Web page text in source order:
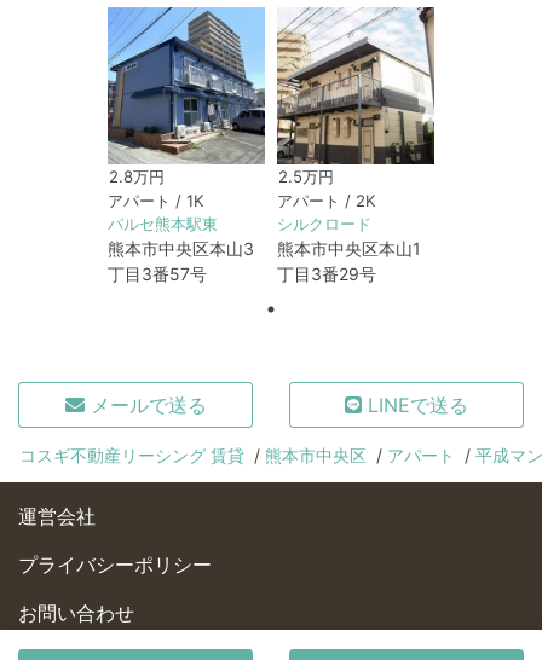
2.8万円
アパート / 1K
パルセ熊本駅東
熊本市中央区本山3
丁目3番57号
2.5万円
アパート / 2K
シルクロード
熊本市中央区本山1
丁目3番29号
メールで送る LINEで送る
コスギ不動産リーシング 賃貸 熊本市中央区 アパート 平成マ
運営会社
プライバシーポリシー
お問い合わせ